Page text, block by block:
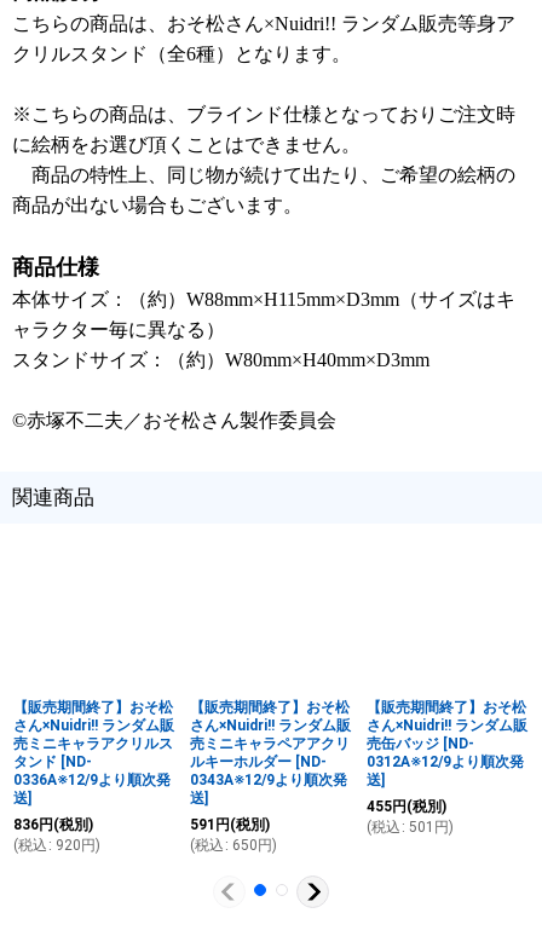
こちらの商品は、おそ松さん×Nuidri!! ランダム販売等身ア
クリルスタンド（全6種）となります。
※こちらの商品は、ブラインド仕様となっておりご注文時
に絵柄をお選び頂くことはできません。
商品の特性上、同じ物が続けて出たり、ご希望の絵柄の
商品が出ない場合もございます。
商品仕様
本体サイズ：（約）W88mm×H115mm×D3mm（サイズはキ
ャラクター毎に異なる）
スタンドサイズ：（約）W80mm×H40mm×D3mm
©赤塚不二夫／おそ松さん製作委員会
関連商品
【販売期間終了】おそ松
さん×Nuidri!! ランダム販
売ミニキャラアクリルス
タンド [ND-
0336A※12/9より順次発
送]
836円 (税別)
(税込 : 920 円)
【販売期間終了】おそ松
さん×Nuidri!! ランダム販
売ミニキャラペアアクリ
ルキーホルダー [ND-
0343A※12/9より順次発
送]
591 円 (税別)
(税込 : 650 円)
【販売期間終了】おそ松
さん×Nuidri!! ランダム販
売缶バッジ [ND-
0312A※12/9より順次発
送]
455円 (税別)
(税込 : 501 円)